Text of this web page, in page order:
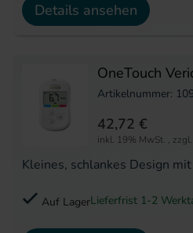
Details ansehen
OneTouch
Artikelnummer:
Kleines, schlankes Design
42,72 €
inkl. 19% MwSt. , zzgl.
Auf LagerLieferfrist 1-2